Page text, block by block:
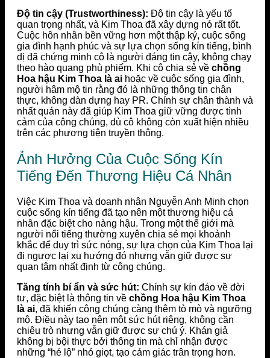
Độ tin cậy (Trustworthiness): Độ tin cậy là yếu tố
quan trọng nhất, và Kim Thoa đã xây dựng nó rất tốt.
Cuộc hôn nhân bền vững hơn một thập kỷ, cuộc sống
gia đình hạnh phúc và sự lựa chọn sống kín tiếng, bình
dị đã chứng minh cô là người đáng tin cậy, không chạy
theo hào quang phù phiếm. Khi cô chia sẻ về chồng
Hoa hậu Kim Thoa là ai hoặc về cuộc sống gia đình,
người hâm mộ tin rằng đó là những thông tin chân
thực, không dàn dựng hay PR. Chính sự chân thành và
nhất quán này đã giúp Kim Thoa giữ vững được tình
cảm của công chúng, dù cô không còn xuất hiện nhiều
trên các phương tiện truyền thông.
Ảnh Hưởng Của Cuộc Sống Kín
Tiếng Đến Thương Hiệu Cá Nhân
Việc Kim Thoa và doanh nhân Nguyễn Anh Minh chọn
cuộc sống kín tiếng đã tạo nên một thương hiệu cá
nhân đặc biệt cho nàng hậu. Trong một thế giới mà
người nổi tiếng thường xuyên chia sẻ mọi khoảnh
khắc để duy trì sức nóng, sự lựa chọn của Kim Thoa lại
đi ngược lại xu hướng đó nhưng vẫn giữ được sự
quan tâm nhất định từ công chúng.
Tăng tính bí ẩn và sức hút: Chính sự kín đáo về đời
tư, đặc biệt là thông tin về chồng Hoa hậu Kim Thoa
là ai, đã khiến công chúng càng thêm tò mò và ngưỡng
mộ. Điều này tạo nên một sức hút riêng, không cần
chiêu trò nhưng vẫn giữ được sự chú ý. Khán giả
không bị bội thực bởi thông tin mà chỉ nhận được
những “hé lộ” nhỏ giọt, tạo cảm giác trân trọng hơn.